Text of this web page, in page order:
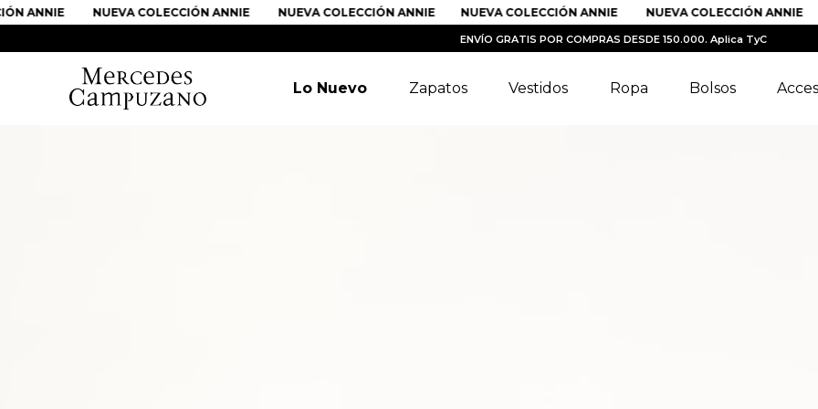
ANNIE NUEVA COLECCIÓN ANNIE NUEVA COLECCIÓN ANNIE NUEVA COLECCIÓN ANNIE NUEVA COLECCIÓN ANNIE
ENVÍO GRATIS POR COMPRAS DESDE 150.000. Aplica TyC
Lo Nuevo Zapatos Vestidos Ropa Bolsos